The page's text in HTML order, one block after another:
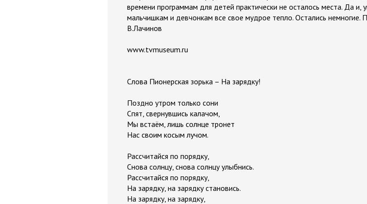
времени программам для детей практически не осталось места. Да и,
мальчишкам и девчонкам все свое мудрое тепло. Остались немногие.
В.Лачинов
www.tvmuseum.ru
Слова Пионерская зорька – На зарядку!
Поздно утром только сони
Спят, свернувшись калачом,
Мы встаём, лишь солнце тронет
Нас своим косым лучом.
Рассчитайся по порядку,
Снова солнцу, снова солнцу улыбнись.
Рассчитайся по порядку,
На зарядку, на зарядку становись.
На зарядку, на зарядку,